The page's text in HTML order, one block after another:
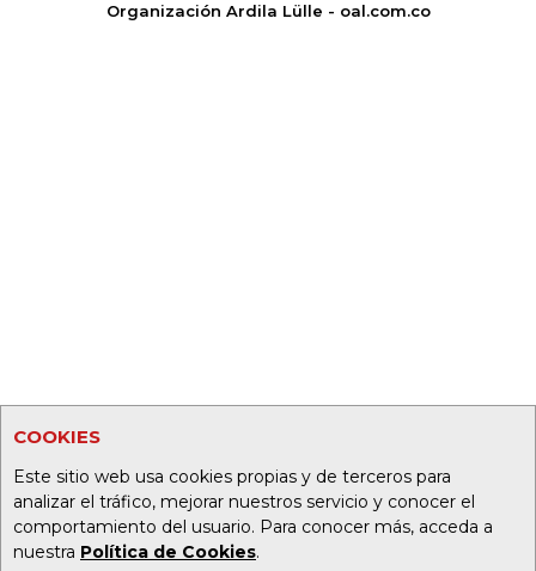
COOKIES
Este sitio web usa cookies propias y de terceros para
analizar el tráfico, mejorar nuestros servicio y conocer el
comportamiento del usuario. Para conocer más, acceda a
nuestra Política de Cookies.
Organización Ardila Lülle - oal.com.co